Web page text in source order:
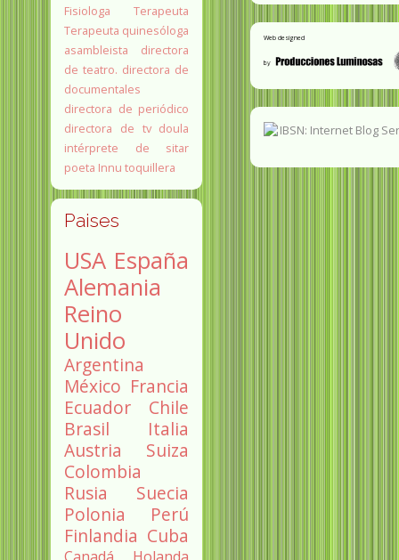
Fisiologa
Terapeuta
Terapeuta quinesóloga
asambleista
directora
de teatro. directora de
documentales
directora de periódico
directora de tv doula
intérprete de sitar
poeta Innu toquillera
Paises
USA España
Alemania
Reino
Unido
Argentina
México Francia
Ecuador
Chile
Brasil
Italia
Austria
Suiza
Colombia
Rusia
Suecia
Polonia
Perú
Finlandia Cuba
Web designed